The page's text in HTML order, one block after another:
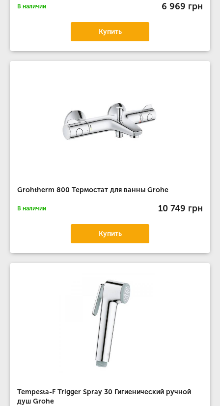
В наличии 6 969 грн
Купить
Grohtherm 800 Термостат для ванны Grohe
В наличии 10 749 грн
Купить
Tempesta-F Trigger Spray 30 Гигиенический ручной
душ Grohe